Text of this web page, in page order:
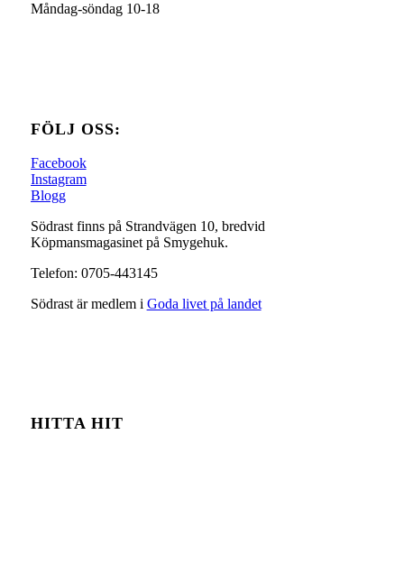
Måndag-söndag 10-18
FÖLJ OSS:
Facebook
Instagram
Blogg
Södrast finns på Strandvägen 10, bredvid
Köpmansmagasinet på Smygehuk.
Telefon: 0705-443145
Södrast är medlem i Goda livet på landet
HITTA HIT